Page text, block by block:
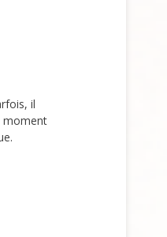
il
moment